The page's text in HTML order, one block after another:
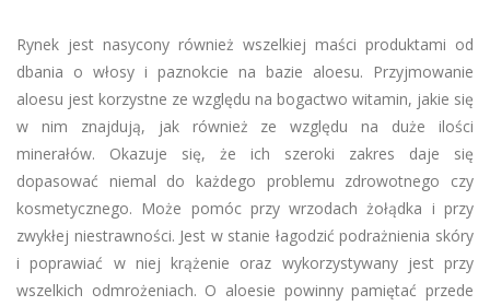
Rynek jest nasycony również wszelkiej maści produktami od
dbania o włosy i paznokcie na bazie aloesu. Przyjmowanie
aloesu jest korzystne ze względu na bogactwo witamin, jakie się
w nim znajdują, jak również ze względu na duże ilości
minerałów. Okazuje się, że ich szeroki zakres daje się
dopasować niemal do każdego problemu zdrowotnego czy
kosmetycznego. Może pomóc przy wrzodach żołądka i przy
zwykłej niestrawności. Jest w stanie łagodzić podrażnienia skóry
i poprawiać w niej krążenie oraz wykorzystywany jest przy
wszelkich odmrożeniach. O aloesie powinny pamiętać przede